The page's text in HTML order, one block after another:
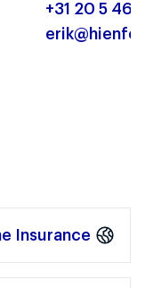
+31 20 5 469
Insurance